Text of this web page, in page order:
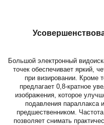
Большой электронный
точек обеспечивает яркий,
при визировании. Кроме
предлагает 0,8-кратное
изображения, которое
подавления параллакса
предшественником.
позволяет снимать